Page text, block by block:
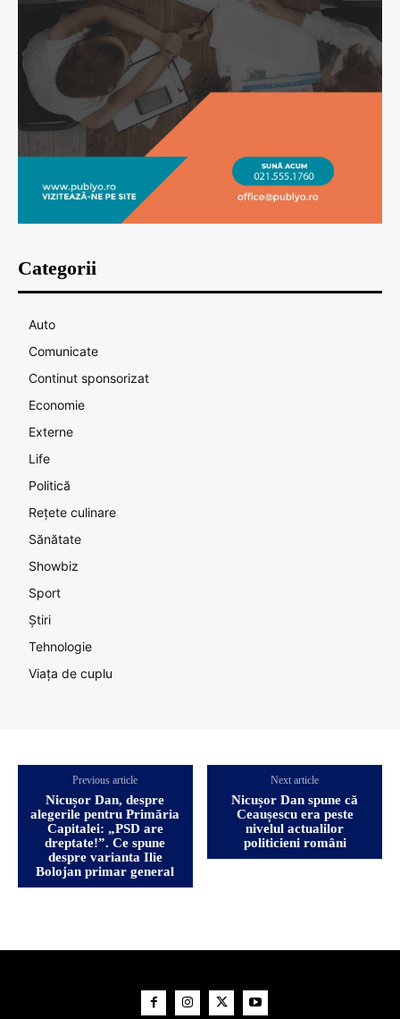
Categorii
Auto
Comunicate
Continut sponsorizat
Economie
Externe
Life
Politică
Rețete culinare
Sănătate
Showbiz
Sport
Știri
Tehnologie
Viața de cuplu
Previous article
Nicușor Dan, despre
alegerile pentru Primăria
Capitalei: „PSD are
dreptate!”. Ce spune
despre varianta Ilie
Bolojan primar general
Next article
Nicușor Dan spune că
Ceaușescu era peste
nivelul actualilor
politicieni români